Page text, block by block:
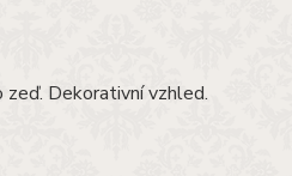
zeď. Dekorativní vzhled.